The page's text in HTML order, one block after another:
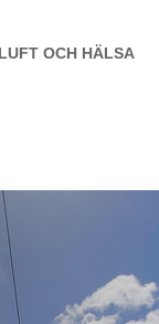
LUFT OCH HÄLSA